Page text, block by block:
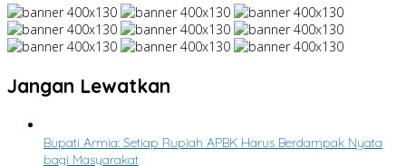
Jangan Lewatkan
Bupati Armia: Setiap Rupiah APBK Harus Berdampak Nyata
bagi Masyarakat